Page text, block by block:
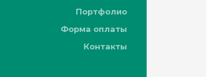
Портфолио
Форма оплаты
Контакты